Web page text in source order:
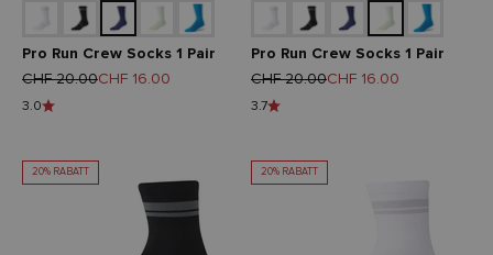
Pro Run Crew Socks 1 Pair
Regulärer Preis
CHF 20.00Angebot
CHF 16.00
3.0
Pro Run Crew Socks 1 Pair
Regulärer Preis
CHF 20.00Angebot
CHF 16.00
3.7
20% RABATT 20% RABATT